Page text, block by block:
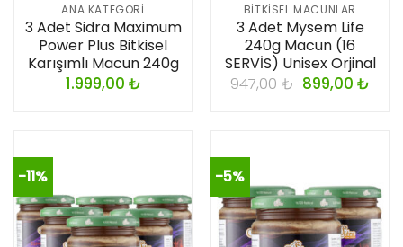
ANA KATEGORI
3 Adet Sidra Maximum
Power Plus Bitkisel
Karışımlı Macun 240g
1.999,00 ₺
BITKISEL MACUNLAR
3 Adet Mysem Life
240g Macun (16
SERVİS) Unisex Orjinal
947,00₺ 899,00₺
-11% -5%